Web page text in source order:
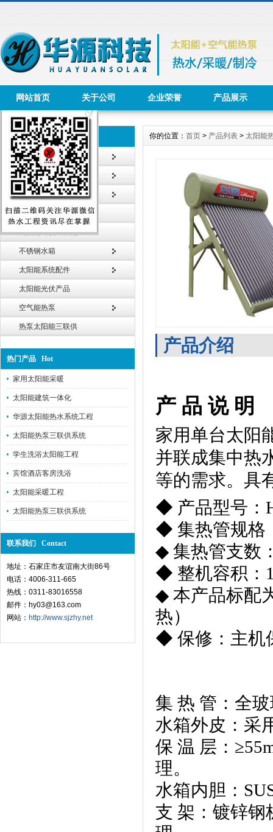
网站首页 关于公司 企业荣誉 产品展示
产品列表 Product
太阳能热水工程
太阳能热水器
智能节水系统
太阳能采暖工程
太阳能建筑一体化
不锈钢水箱
太阳能系统配件
太阳能光伏产品
空气能热泵
热泵太阳能三联供
热门产品 Hot
家用太阳能采暖
太阳能建筑一体化
华源太阳能热水系统工程
太阳能热泵三联供系统
学生洗浴太阳能工程
宾馆酒店客房洗浴
太阳能采暖工程
太阳能热泵三联供系统
联系我们 Contact
地址：石家庄市友谊南大街86号
电话：4006-311-665
热线：0311-83016558
邮件：hy03@163.com
网站： http://www.sjzhy.net
你的位置： 首页 > 产品列表 > 太阳能
产品介绍
产 品 说
家用单台太阳
并联成集中热
等的需求。具
◆ 产品型号：
◆ 集热管规格
◆ 集热管支数
◆ 整机容积：
◆ 本产品标配
热）
◆ 保修：主机
集 热 管：全
水箱外皮：采
保 温 层：
理。
水箱内胆：
支 架：镀锌钢